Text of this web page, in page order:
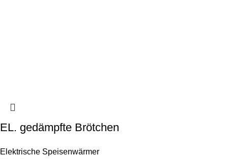
EL. gedämpfte Brötchen
Elektrische Speisenwärmer